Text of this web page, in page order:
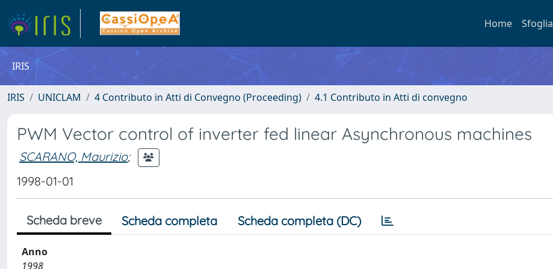
Home Sfoglia
IRIS
IRIS UNICLAM 4 Contributo in Atti di Convegno (Proceeding) 4.1 Contributo in Atti di convegno
PWM Vector control of inverter fed linear Asynchronous machines
SCARANO, Maurizio;
1998-01-01
Scheda breve Scheda completa Scheda completa (DC)
Anno
1998